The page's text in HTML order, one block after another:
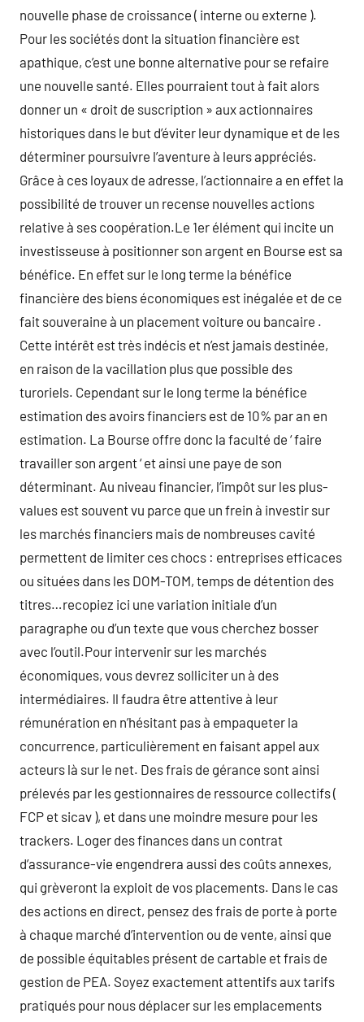
nouvelle phase de croissance ( interne ou externe ).
Pour les sociétés dont la situation financière est
apathique, c’est une bonne alternative pour se refaire
une nouvelle santé. Elles pourraient tout à fait alors
donner un « droit de suscription » aux actionnaires
historiques dans le but d’éviter leur dynamique et de les
déterminer poursuivre l’aventure à leurs appréciés.
Grâce à ces loyaux de adresse, l’actionnaire a en effet la
possibilité de trouver un recense nouvelles actions
relative à ses coopération.Le 1er élément qui incite un
investisseuse à positionner son argent en Bourse est sa
bénéfice. En effet sur le long terme la bénéfice
financière des biens économiques est inégalée et de ce
fait souveraine à un placement voiture ou bancaire .
Cette intérêt est très indécis et n’est jamais destinée,
en raison de la vacillation plus que possible des
turoriels. Cependant sur le long terme la bénéfice
estimation des avoirs financiers est de 10% par an en
estimation. La Bourse offre donc la faculté de ‘ faire
travailler son argent ‘ et ainsi une paye de son
déterminant. Au niveau financier, l’impôt sur les plus-
values est souvent vu parce que un frein à investir sur
les marchés financiers mais de nombreuses cavité
permettent de limiter ces chocs : entreprises efficaces
ou situées dans les DOM-TOM, temps de détention des
titres…recopiez ici une variation initiale d’un
paragraphe ou d’un texte que vous cherchez bosser
avec l’outil.Pour intervenir sur les marchés
économiques, vous devrez solliciter un à des
intermédiaires. Il faudra être attentive à leur
rémunération en n’hésitant pas à empaqueter la
concurrence, particulièrement en faisant appel aux
acteurs là sur le net. Des frais de gérance sont ainsi
prélevés par les gestionnaires de ressource collectifs (
FCP et sicav ), et dans une moindre mesure pour les
trackers. Loger des finances dans un contrat
d’assurance-vie engendrera aussi des coûts annexes,
qui grèveront la exploit de vos placements. Dans le cas
des actions en direct, pensez des frais de porte à porte
à chaque marché d’intervention ou de vente, ainsi que
de possible équitables présent de cartable et frais de
gestion de PEA. Soyez exactement attentifs aux tarifs
pratiqués pour nous déplacer sur les emplacements